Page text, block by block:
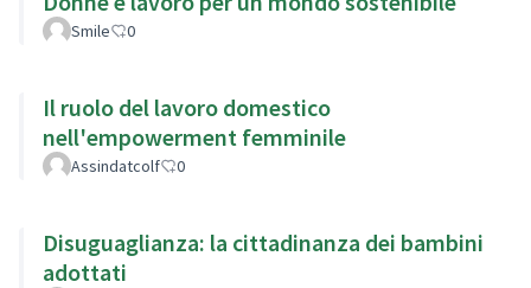
Smile 0
Il ruolo del lavoro domestico
nell'empowerment femminile
Assindatcolf 0
Disuguaglianza: la cittadinanza dei bambini
adottati